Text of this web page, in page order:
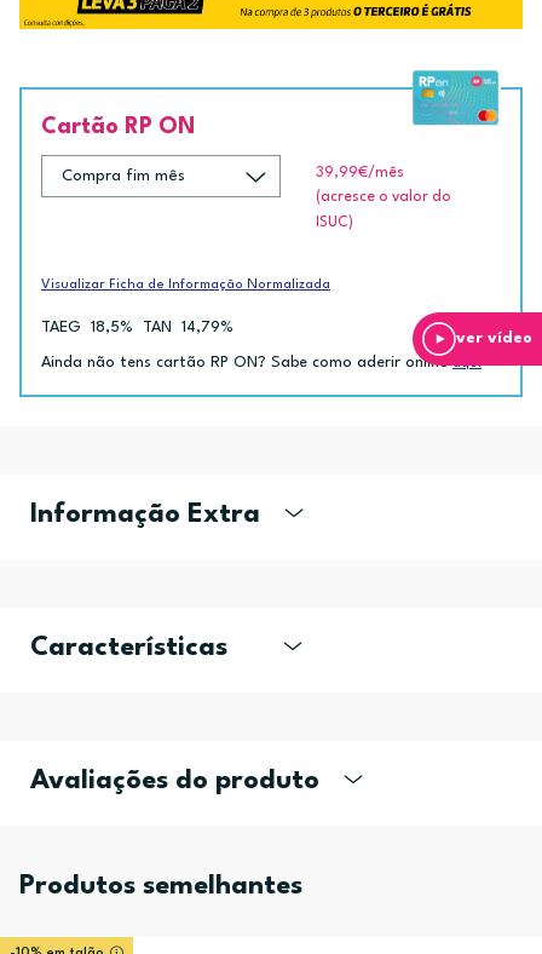
ver vídeo
Cartão RP ON
39,99€/mês
(acresce o valor do
ISUC)
Visualizar Ficha de Informação Normalizada
TAEG 18,5% TAN 14,79%
Ainda não tens cartão RP ON? Sabe como aderir online aqui
Informação Extra
Características
Avaliações do produto
Produtos semelhantes